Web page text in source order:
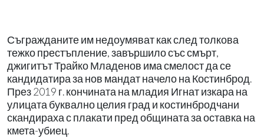
Съгражданите им недоумяват как след толкова
тежко престъпление, завършило със смърт,
джигитът Трайко Младенов има смелост да се
кандидатира за нов мандат начело на Костинброд.
През 2019 г. кончината на младия Игнат изкара на
улицата буквално целия град и костинбродчани
скандираха с плакати пред общината за оставка на
кмета-убиец.